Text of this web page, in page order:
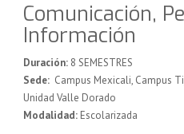
Comunicación,
Información
Duración:8 SEMESTRES
Sede:Campus Mexicali, Campus
Unidad Valle Dorado
Modalidad:Escolarizada